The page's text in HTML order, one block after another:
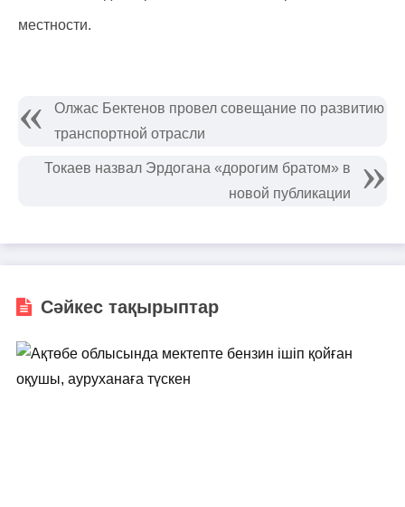
местности.
Олжас Бектенов провел совещание по развитию
транспортной отрасли
Токаев назвал Эрдогана «дорогим братом» в
новой публикации
Сәйкес тақырыптар